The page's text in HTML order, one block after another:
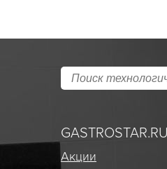
GASTROSTAR.RU
Акции